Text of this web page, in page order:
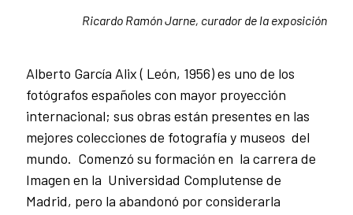
Ricardo Ramón Jarne, curador de la exposición
Alberto García Alix ( León, 1956) es uno de los
fotógrafos españoles con mayor proyección
internacional; sus obras están presentes en las
mejores colecciones de fotografía y museos del
mundo. Comenzó su formación en la carrera de
Imagen en la Universidad Complutense de
Madrid, pero la abandonó por considerarla